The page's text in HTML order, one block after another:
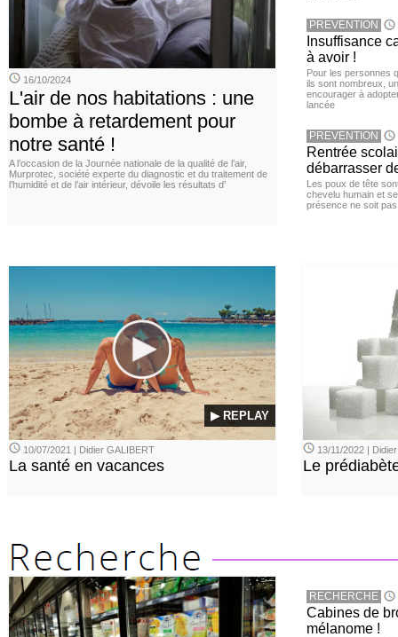
16/10/2024
L'air de nos habitations : une
bombe à retardement pour
notre santé !
A l’occasion de la Journée nationale de la qualité de l’air,
Murprotec, société experte du diagnostic et du traitement de
l’humidité et de l’air intérieur, dévoile les résultats d’
PREVENTION
Insuffisance
à avoir !
Pour les personnes
ils sont nombreux,
encourager à
lancée
PREVENTION
Rentrée
débarrasser
Les poux de tête
chevelu humain et
présence ne soit
▶ REPLAY
10/07/2021 | Didier GALIBERT
La santé en vacances
13/11/2022 |
Le
RECHERCHE
Cabines de
mélanome !